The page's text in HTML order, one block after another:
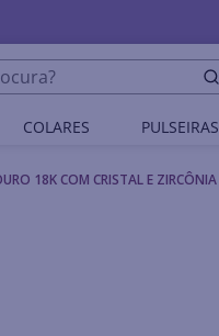
COLARES PULSEIRAS
18K COM CRISTAL E ZIRCÔNIA